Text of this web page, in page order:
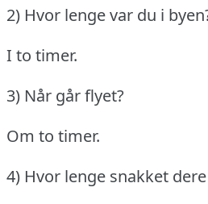
2) Hvor lenge var du i
I to timer.
3) Når går flyet?
Om to timer.
4) Hvor lenge snakket